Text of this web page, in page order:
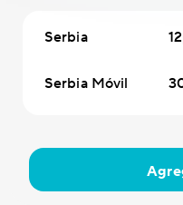
Serbia
Serbia Móvil